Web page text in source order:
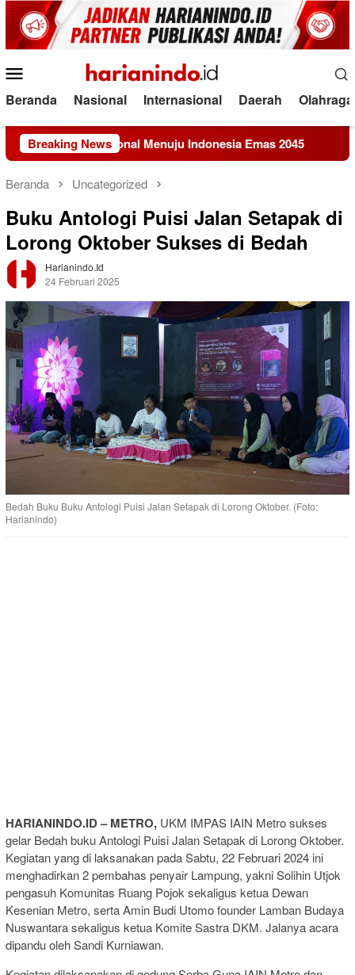
Loncat
ke
konten
Mobile
Beranda Nasional Internasional Daerah Olahraga
Breaking News
Nasional Menuju Indonesia Emas 2045 KEMAKI
Beranda Uncategorized
Buku Antologi Puisi Jalan Setapak di
Lorong Oktober Sukses di Bedah
Harianindo.id
24 Februari 2025
Bedah Buku Buku Antologi Puisi Jalan Setapak di Lorong Oktober. (Foto:
Harianindo)
HARIANINDO.ID – METRO, UKM IMPAS IAIN Metro sukses
gelar Bedah buku Antologi Puisi Jalan Setapak di Lorong Oktober.
Kegiatan yang di laksanakan pada Sabtu, 22 Februari 2024 ini
menghadirkan 2 pembahas penyair Lampung, yakni Solihin Utjok
pengasuh Komunitas Ruang Pojok sekaligus ketua Dewan
Kesenian Metro, serta Amin Budi Utomo founder Lamban Budaya
Nuswantara sekaligus ketua Komite Sastra DKM. Jalanya acara
dipandu oleh Sandi Kurniawan.